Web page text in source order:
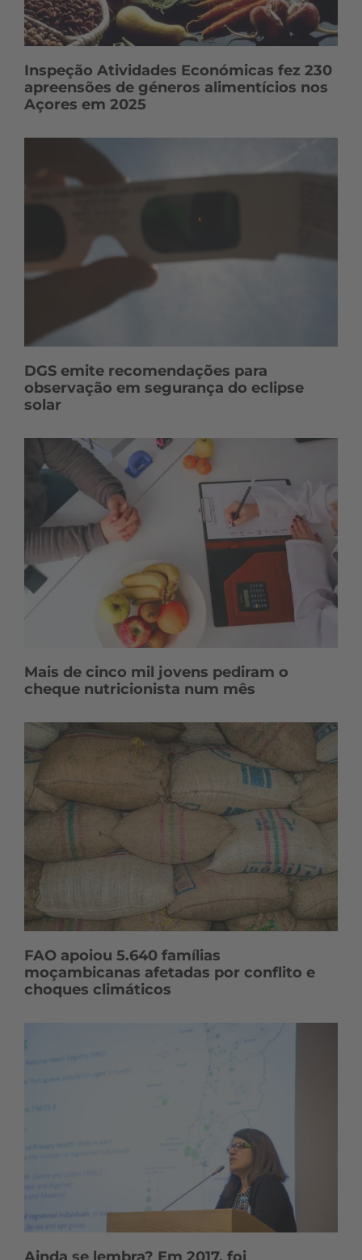
Inspeção Atividades Económicas fez 230
apreensões de géneros alimentícios nos
Açores em 2025
DGS emite recomendações para
observação em segurança do eclipse
solar
Mais de cinco mil jovens pediram o
cheque nutricionista num mês
FAO apoiou 5.640 famílias
moçambicanas afetadas por conflito e
choques climáticos